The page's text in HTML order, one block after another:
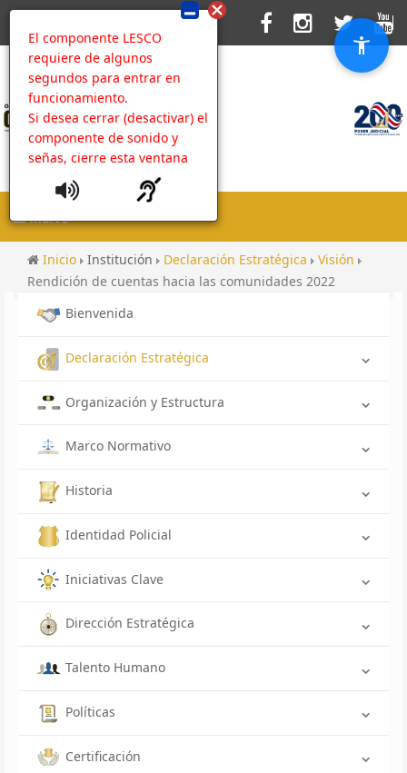
El componente LESCO
requiere de algunos
segundos para entrar en
funcionamiento.
Si desea cerrar (desactivar) el
componente de sonido y
señas, cierre esta ventana
MENU
Inicio Institución Declaración Estratégica
Visión
Rendición de cuentas hacia las comunidades 2022
Bienvenida
Declaración Estratégica
Organización y Estructura
Marco Normativo
Historia
Identidad Policial
Iniciativas Clave
Dirección Estratégica
Talento Humano
Políticas
Certificación